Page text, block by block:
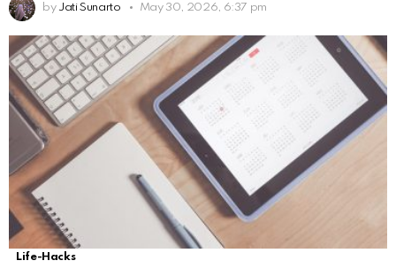
by Jati Sunarto May 30, 2026, 6:37 pm
Life-Hacks